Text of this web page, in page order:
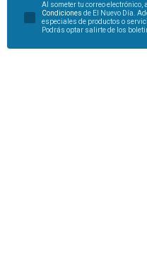
Al someter tu correo electrónico,
Condiciones de El Nuevo Día.
especiales de productos o
Podrás optar salirte de los